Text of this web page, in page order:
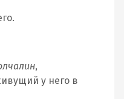
,
у него в